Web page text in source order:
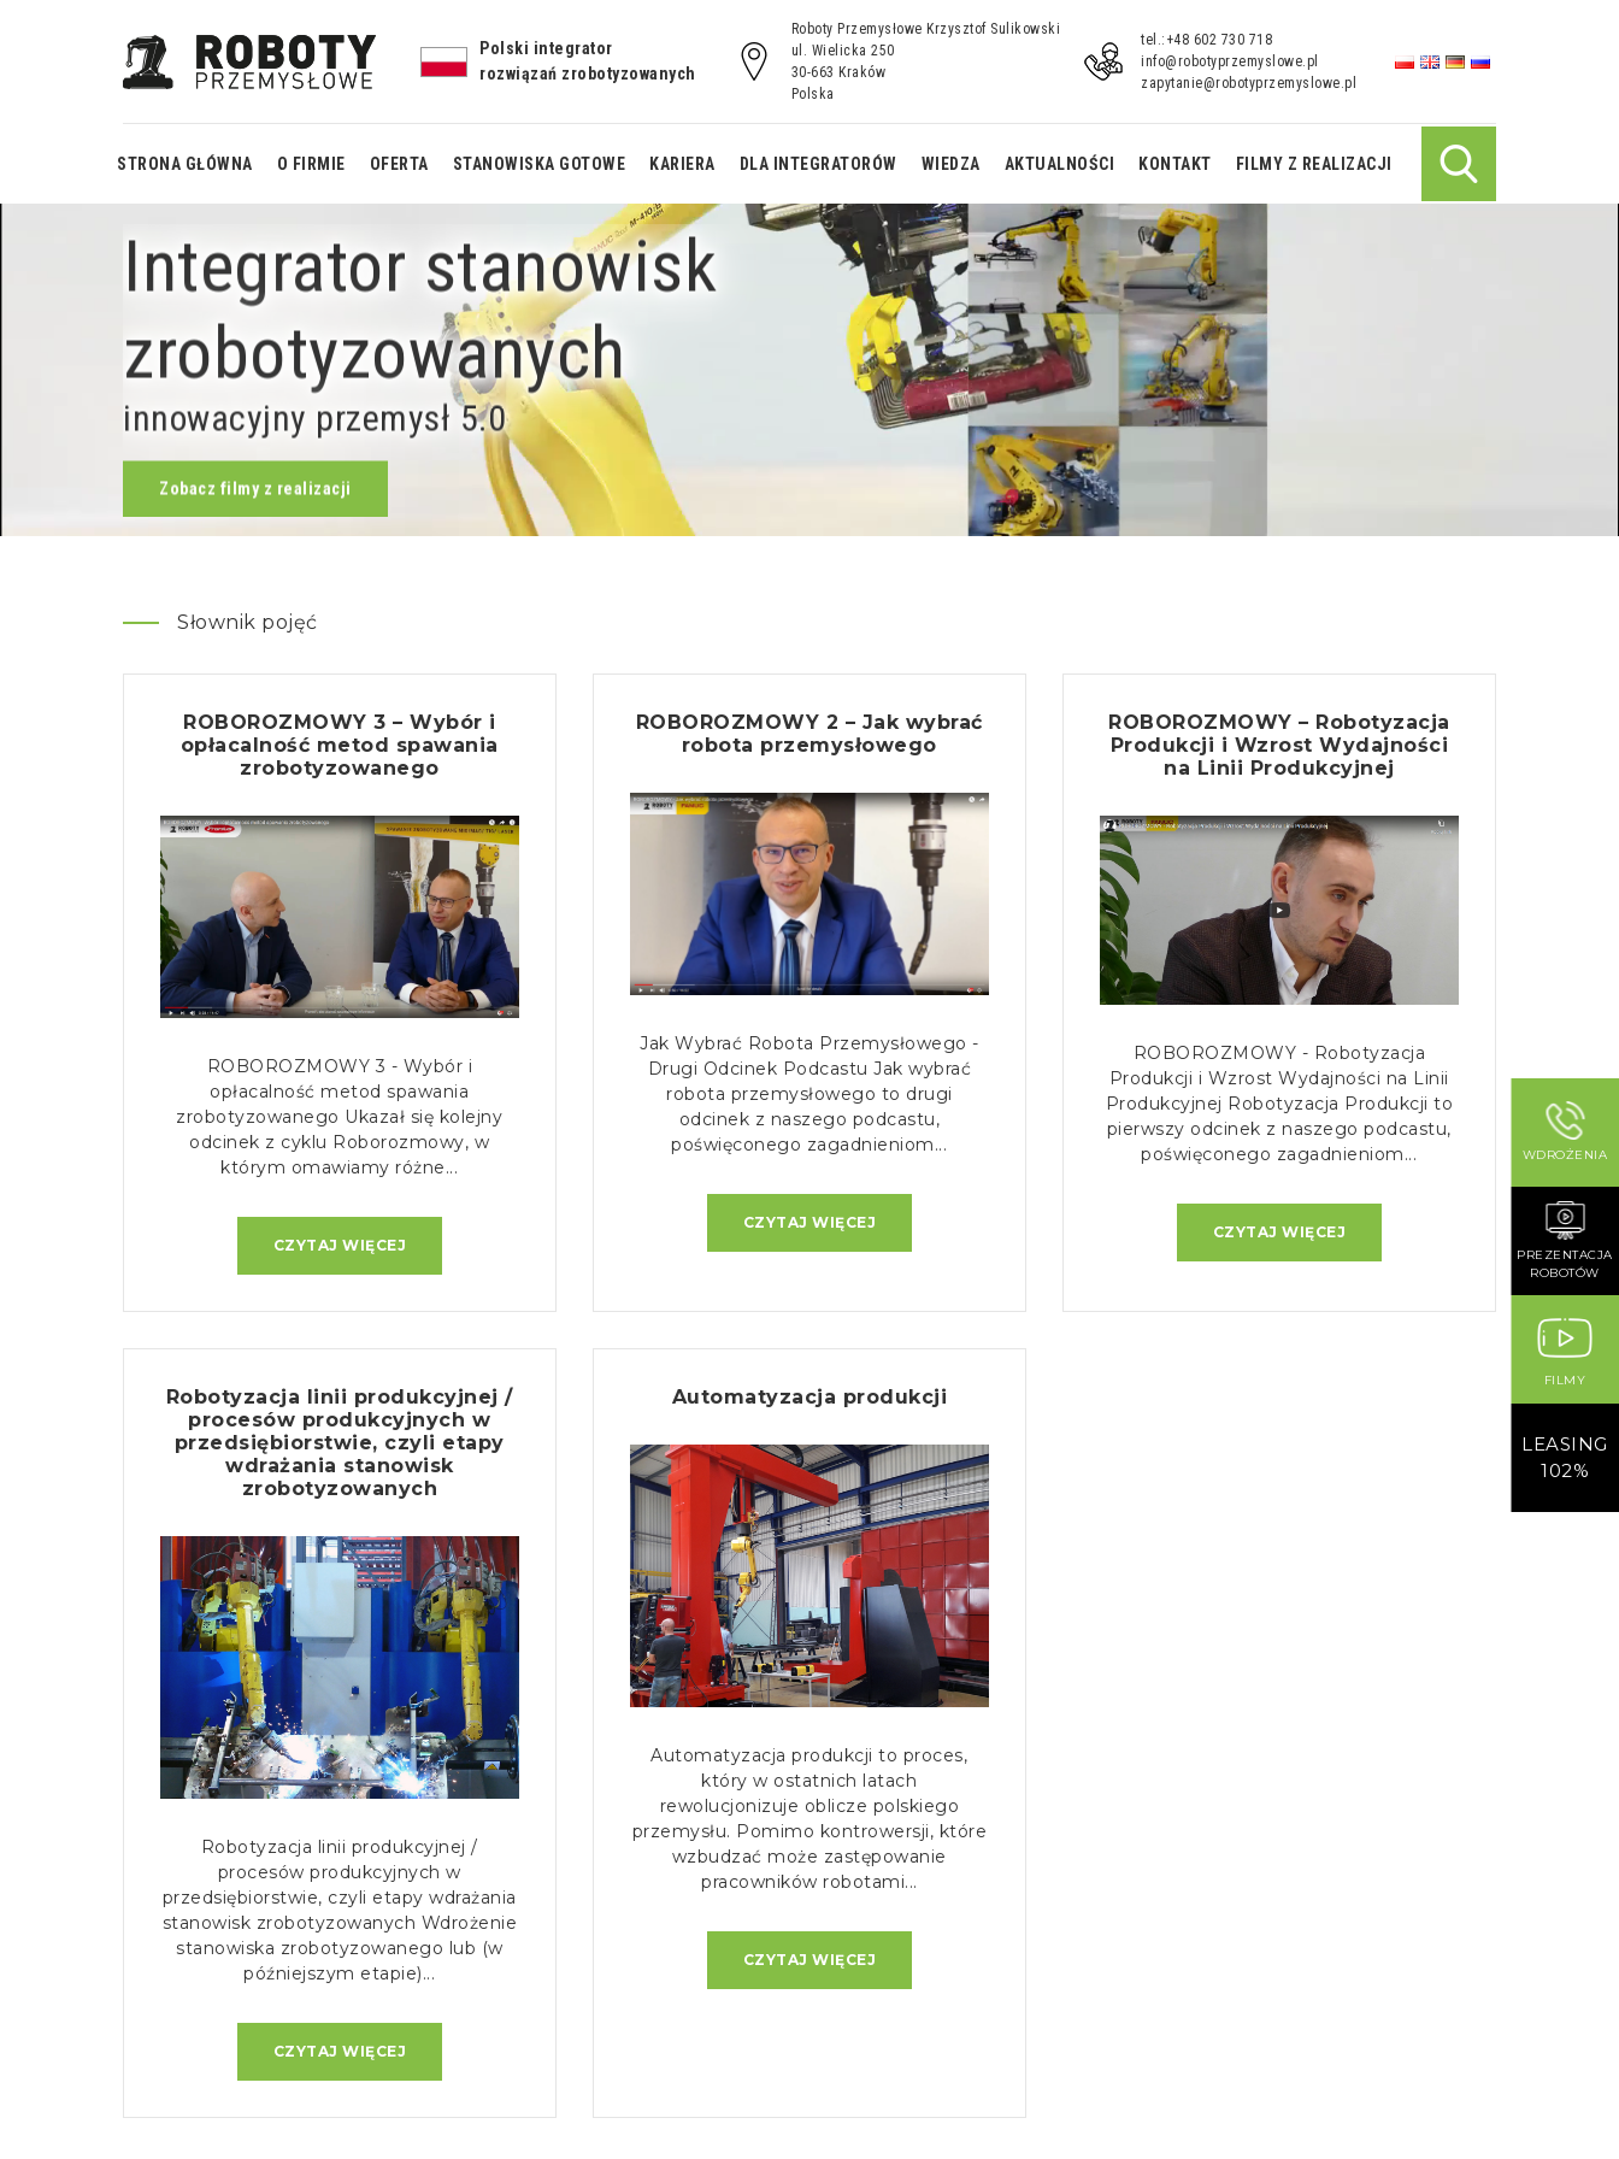
Polski integrator
rozwiązań zrobotyzowanych
Roboty Przemysłowe Krzysztof Sulikowski
ul. Wielicka 250
30-663 Kraków
Polska
tel.:+48 602 730 718
info@robotyprzemyslowe.pl
zapytanie@robotyprzemyslowe.pl
STRONA GŁÓWNA O FIRMIE OFERTA STANOWISKA GOTOWE
spawanie z
obrotnikiem H
spawanie z
obrotnikiem L
Monoblock
spawalniczy
spawanie na torze
jezdnym
spawanie z
obrotnikiem 5L
cela spawalnicza
RP20
CrobotP spawanie na
KARIERA DLA INTEGRATORÓW WIEDZA
Robot Spawający FANUC M-
710iC/20L
AKTUALNOŚCI KONTAKT FILMY Z REALIZACJI
Integrator stanowisk
zrobotyzowanych
innowacyjny przemysł 5.0
Zobacz filmy z realizacji
Słownik pojęć
ROBOROZMOWY 3 – Wybór i
opłacalność metod spawania
zrobotyzowanego
ROBOROZMOWY 3 - Wybór i
opłacalność metod spawania
zrobotyzowanego Ukazał się kolejny
odcinek z cyklu Roborozmowy, w
którym omawiamy różne...
CZYTAJ WIĘCEJ
ROBOROZMOWY 2 – Jak wybrać
robota przemysłowego
Jak Wybrać Robota Przemysłowego -
Drugi Odcinek Podcastu Jak wybrać
robota przemysłowego to drugi
odcinek z naszego podcastu,
poświęconego zagadnieniom...
CZYTAJ WIĘCEJ
ROBOROZMOWY – Robotyzacja
Produkcji i Wzrost Wydajności
na Linii Produkcyjnej
ROBOROZMOWY - Robotyzacja
Produkcji i Wzrost Wydajności na Linii
Produkcyjnej Robotyzacja Produkcji to
pierwszy odcinek z naszego podcastu,
poświęconego zagadnieniom...
CZYTAJ WIĘCEJ
Robotyzacja linii produkcyjnej /
procesów produkcyjnych w
przedsiębiorstwie, czyli etapy
wdrażania stanowisk
zrobotyzowanych
Robotyzacja linii produkcyjnej /
procesów produkcyjnych w
przedsiębiorstwie, czyli etapy wdrażania
stanowisk zrobotyzowanych Wdrożenie
stanowiska zrobotyzowanego lub (w
późniejszym etapie)...
CZYTAJ WIĘCEJ
Automatyzacja produkcji
Automatyzacja produkcji to proces,
który w ostatnich latach
rewolucjonizuje oblicze polskiego
przemysłu. Pomimo kontrowersji, które
wzbudzać może zastępowanie
pracowników robotami...
CZYTAJ WIĘCEJ
WDROŻENIA
PREZENTACJA
ROBOTÓW
FILMY
LEASING
102%